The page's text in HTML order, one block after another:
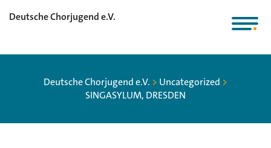
Deutsche Chorjugend e.V.
Deutsche Chorjugend e.V. > Uncategorized >
SINGASYLUM, DRESDEN